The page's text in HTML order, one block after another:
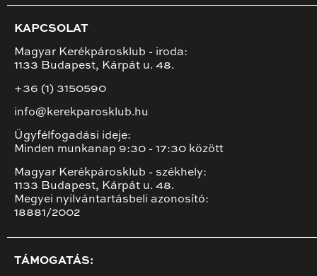
KAPCSOLAT
Magyar Kerékpárosklub - iroda:
1133 Budapest, Kárpát u. 48.
+36 (1) 3150590
info@kerekparosklub.hu
Ügyfélfogadási ideje:
Minden munkanap 9:30 - 17:30 között
Magyar Kerékpárosklub - székhely:
1133 Budapest, Kárpát u. 48.
Megyei nyilvántartásbeli azonosító:
18881/2002
TÁMOGATÁS: